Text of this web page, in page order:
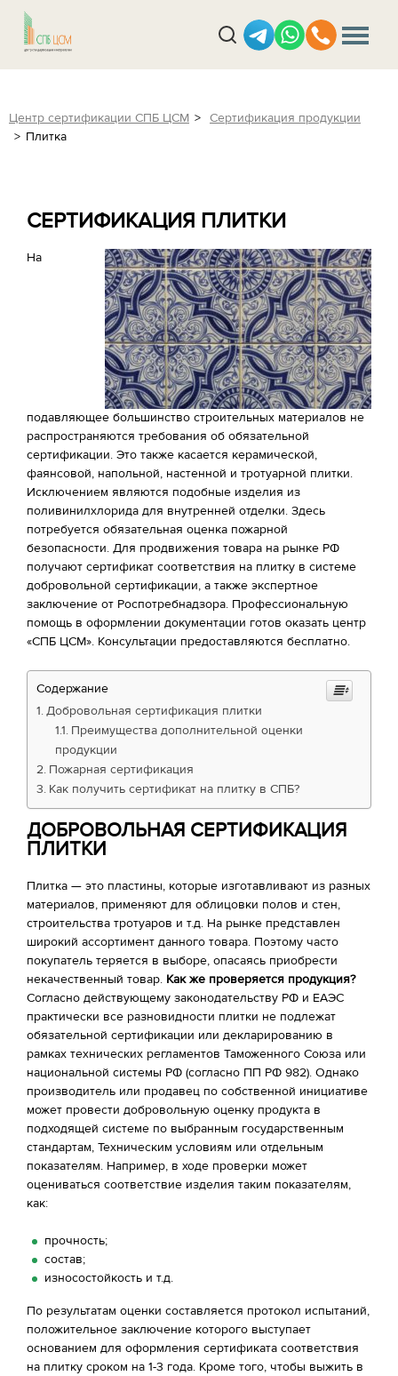
Центр сертификации СПБ ЦСМ
Сертификация продукции
Плитка
СЕРТИФИКАЦИЯ ПЛИТКИ
На
подавляющее большинство строительных материалов не
распространяются требования об обязательной
сертификации. Это также касается керамической,
фаянсовой, напольной, настенной и тротуарной плитки.
Исключением являются подобные изделия из
поливинилхлорида для внутренней отделки. Здесь
потребуется обязательная оценка пожарной
безопасности. Для продвижения товара на рынке РФ
получают сертификат соответствия на плитку в системе
добровольной сертификации, а также экспертное
заключение от Роспотребнадзора. Профессиональную
помощь в оформлении документации готов оказать центр
«СПБ ЦСМ». Консультации предоставляются бесплатно.
Содержание
Добровольная сертификация плитки
Преимущества дополнительной оценки
продукции
Пожарная сертификация
Как получить сертификат на плитку в СПБ?
ДОБРОВОЛЬНАЯ СЕРТИФИКАЦИЯ
ПЛИТКИ
Плитка — это пластины, которые изготавливают из разных
материалов, применяют для облицовки полов и стен,
строительства тротуаров и т.д. На рынке представлен
широкий ассортимент данного товара. Поэтому часто
покупатель теряется в выборе, опасаясь приобрести
некачественный товар. Как же проверяется продукция?
Согласно действующему законодательству РФ и ЕАЭС
практически все разновидности плитки не подлежат
обязательной сертификации или декларированию в
рамках технических регламентов Таможенного Союза или
национальной системы РФ (согласно ПП РФ 982). Однако
производитель или продавец по собственной инициативе
может провести добровольную оценку продукта в
подходящей системе по выбранным государственным
стандартам, Техническим условиям или отдельным
показателям. Например, в ходе проверки может
оцениваться соответствие изделия таким показателям,
как:
прочность;
состав;
износостойкость и т.д.
По результатам оценки составляется протокол испытаний,
положительное заключение которого выступает
основанием для оформления сертификата соответствия
на плитку сроком на 1-3 года. Кроме того, чтобы выжить в